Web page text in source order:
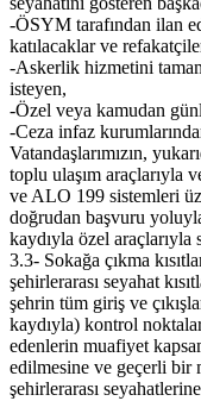
-ÖSYM tarafından ilan
katılacaklar ve
-Askerlik hizmetini
isteyen,
-Özel veya kamudan
-Ceza infaz
Vatandaşlarımızın,
toplu ulaşım araçlarıyla
ve ALO 199 sistemleri
doğrudan başvuru
kaydıyla özel araçlarıyla
3.3- Sokağa çıkma
şehirlerarası seyahat
şehrin tüm giriş ve
kaydıyla) kontrol
edenlerin muafiyet
edilmesine ve geçerli bir
şehirlerarası